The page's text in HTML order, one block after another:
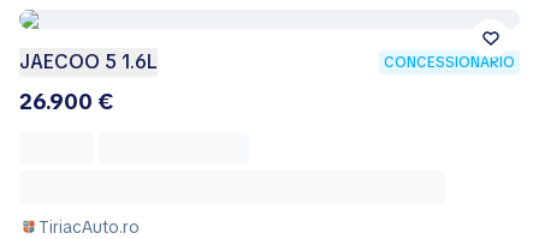
JAECOO 5 1.6L CONCESSIONARIO
26.900 €
TiriacAuto.ro